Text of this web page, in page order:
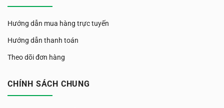
Hướng dẫn mua hàng trực tuyến
Hướng dẫn thanh toán
Theo dõi đơn hàng
CHÍNH SÁCH CHUNG